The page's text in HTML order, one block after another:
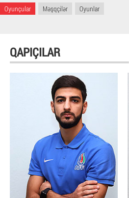
Oyunçular Məşqçilər Oyunlar
QAPIÇILAR